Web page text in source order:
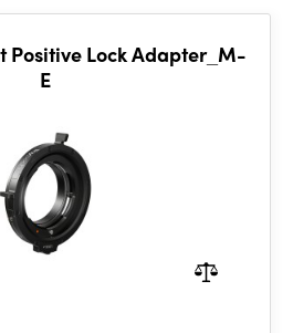
Positive Lock Adapter_M-
E